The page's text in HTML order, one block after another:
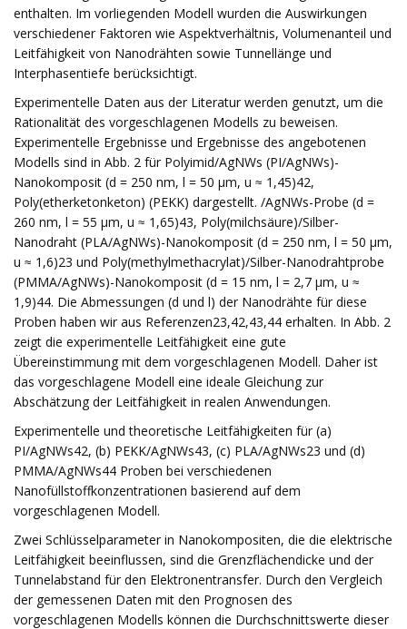
enthalten. Im vorliegenden Modell wurden die Auswirkungen
verschiedener Faktoren wie Aspektverhältnis, Volumenanteil und
Leitfähigkeit von Nanodrähten sowie Tunnellänge und
Interphasentiefe berücksichtigt.
Experimentelle Daten aus der Literatur werden genutzt, um die
Rationalität des vorgeschlagenen Modells zu beweisen.
Experimentelle Ergebnisse und Ergebnisse des angebotenen
Modells sind in Abb. 2 für Polyimid/AgNWs (PI/AgNWs)-
Nanokomposit (d = 250 nm, l = 50 μm, u ≈ 1,45)42,
Poly(etherketonketon) (PEKK) dargestellt. /AgNWs-Probe (d =
260 nm, l = 55 μm, u ≈ 1,65)43, Poly(milchsäure)/Silber-
Nanodraht (PLA/AgNWs)-Nanokomposit (d = 250 nm, l = 50 μm,
u ≈ 1,6)23 und Poly(methylmethacrylat)/Silber-Nanodrahtprobe
(PMMA/AgNWs)-Nanokomposit (d = 15 nm, l = 2,7 μm, u ≈
1,9)44. Die Abmessungen (d und l) der Nanodrähte für diese
Proben haben wir aus Referenzen23,42,43,44 erhalten. In Abb. 2
zeigt die experimentelle Leitfähigkeit eine gute
Übereinstimmung mit dem vorgeschlagenen Modell. Daher ist
das vorgeschlagene Modell eine ideale Gleichung zur
Abschätzung der Leitfähigkeit in realen Anwendungen.
Experimentelle und theoretische Leitfähigkeiten für (a)
PI/AgNWs42, (b) PEKK/AgNWs43, (c) PLA/AgNWs23 und (d)
PMMA/AgNWs44 Proben bei verschiedenen
Nanofüllstoffkonzentrationen basierend auf dem
vorgeschlagenen Modell.
Zwei Schlüsselparameter in Nanokompositen, die die elektrische
Leitfähigkeit beeinflussen, sind die Grenzflächendicke und der
Tunnelabstand für den Elektronentransfer. Durch den Vergleich
der gemessenen Daten mit den Prognosen des
vorgeschlagenen Modells können die Durchschnittswerte dieser